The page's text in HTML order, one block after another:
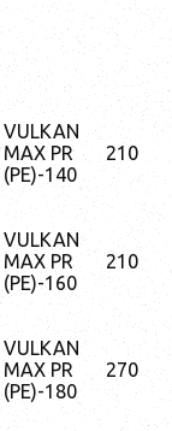
VULKAN
MAX PR
(PE)-140
210
VULKAN
MAX PR
(PE)-160
210
VULKAN
MAX PR
(PE)-180
270